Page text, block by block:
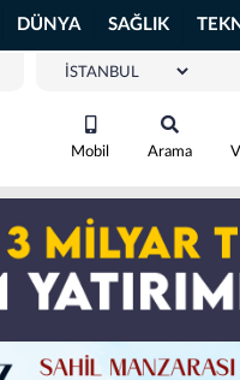
DÜNYA SAĞLIK
Mobil Arama